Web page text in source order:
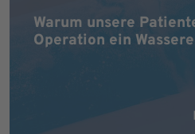
Warum unsere
Operation ein